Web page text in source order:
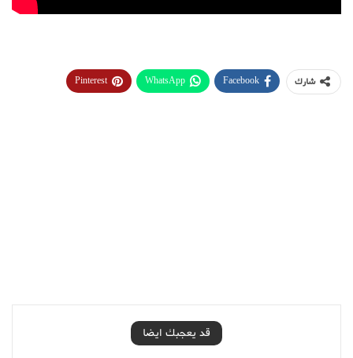
شارك Facebook
WhatsApp
Pinterest
قد يعجبك ايضا